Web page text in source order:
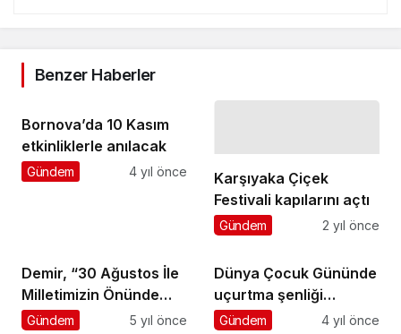
Benzer Haberler
Bornova’da 10 Kasım
etkinliklerle anılacak
Gündem 4 yıl önce
Karşıyaka Çiçek
Festivali kapılarını açtı
Gündem 2 yıl önce
Demir, “30 Ağustos İle
Milletimizin Önünde
Yepyeni Ufuklar
Gündem 5 yıl önce
Dünya Çocuk Gününde
uçurtma şenliği
düzenlendi
Gündem 4 yıl önce